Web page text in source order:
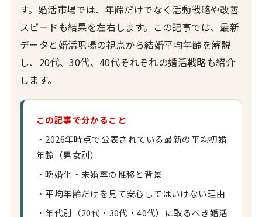
す。婚活市場では、年齢だけでなく活動戦略や改善
スピードも結果を左右します。この記事では、最新
データと婚活現場の視点から結婚平均年齢を解説
し、20代、30代、40代それぞれの婚活戦略も紹介
します。
この記事で分かること
・2026年時点で公表されている最新の平均初婚
年齢（男女別）
・晩婚化・未婚率の推移と背景
・平均年齢だけを見て安心してはいけない理由
・年代別（20代・30代・40代）に取るべき婚活